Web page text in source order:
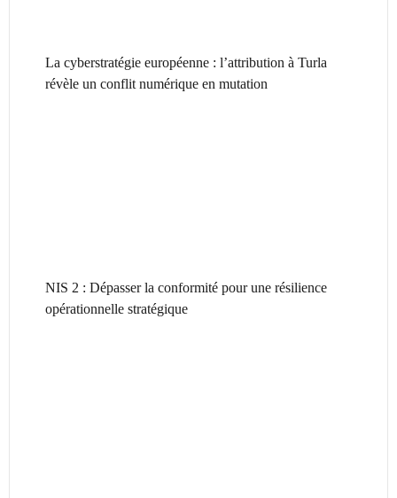
La cyberstratégie européenne : l’attribution à Turla
révèle un conflit numérique en mutation
NIS 2 : Dépasser la conformité pour une résilience
opérationnelle stratégique